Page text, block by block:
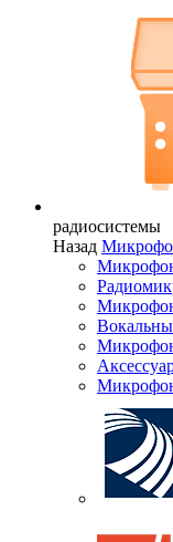
радиосистемы
Назад